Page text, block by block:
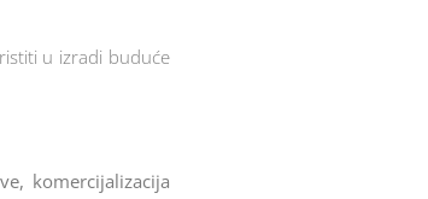
u izradi buduće
komercijalizacija